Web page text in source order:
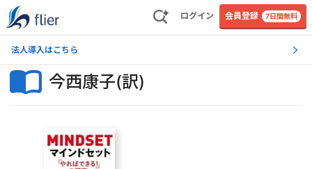
ログイン 会員登録 7日間無料
法人導入はこちら
今西康子(訳)